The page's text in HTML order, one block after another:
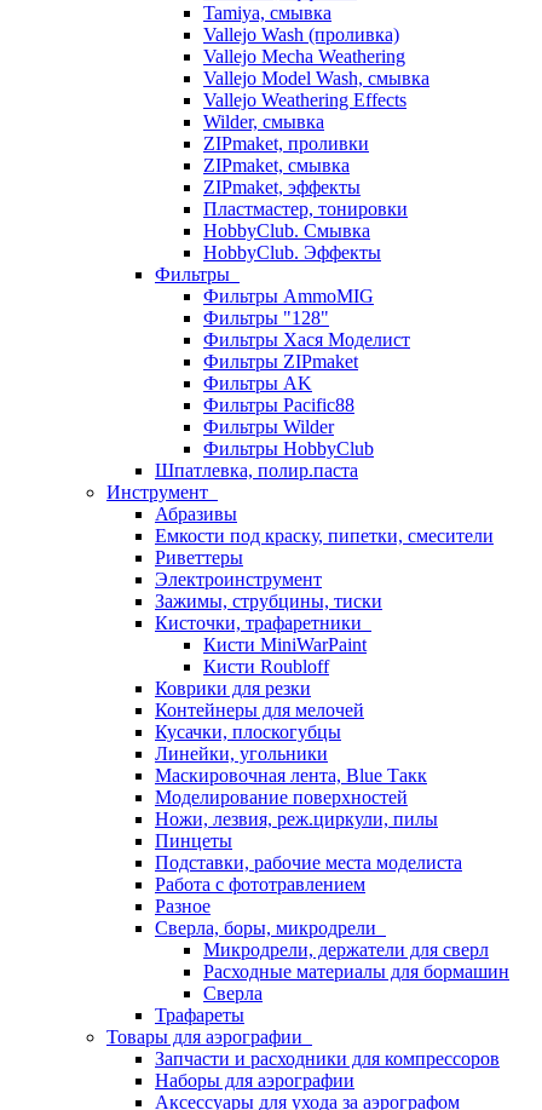
Tamiya, смывка
Vallejo Wash (проливка)
Vallejo Mecha Weathering
Vallejo Model Wash, смывка
Vallejo Weathering Effects
Wilder, смывка
ZIPmaket, проливки
ZIPmaket, смывка
ZIPmaket, эффекты
Пластмастер, тонировки
HobbyClub. Смывка
HobbyClub. Эффекты
Фильтры
Фильтры AmmoMIG
Фильтры "128"
Фильтры Хася Моделист
Фильтры ZIPmaket
Фильтры AK
Фильтры Pacific88
Фильтры Wilder
Фильтры HobbyClub
Шпатлевка, полир.паста
Инструмент
Абразивы
Емкости под краску, пипетки, смесители
Риветтеры
Электроинструмент
Зажимы, струбцины, тиски
Кисточки, трафаретники
Кисти MiniWarPaint
Кисти Roubloff
Коврики для резки
Контейнеры для мелочей
Кусачки, плоскогубцы
Линейки, угольники
Маскировочная лента, Blue Такк
Моделирование поверхностей
Ножи, лезвия, реж.циркули, пилы
Пинцеты
Подставки, рабочие места моделиста
Работа с фототравлением
Разное
Сверла, боры, микродрели
Микродрели, держатели для сверл
Расходные материалы для бормашин
Сверла
Трафареты
Товары для аэрографии
Запчасти и расходники для компрессоров
Наборы для аэрографии
Аксессуары для ухода за аэрографом